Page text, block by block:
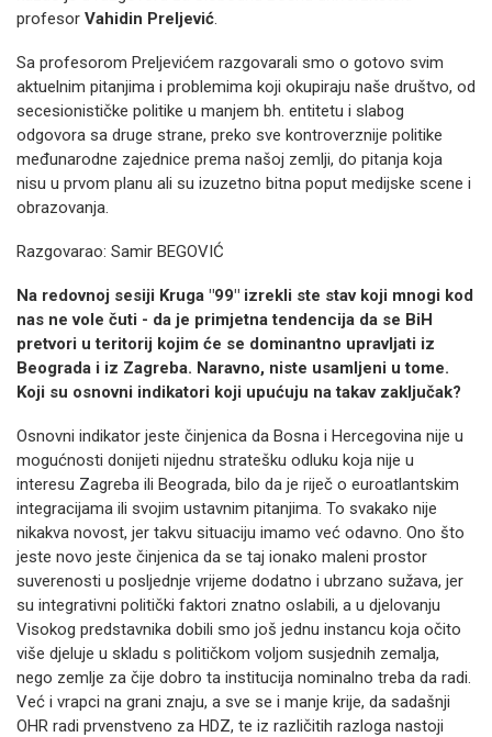
profesor Vahidin Preljević.
Sa profesorom Preljevićem razgovarali smo o gotovo svim
aktuelnim pitanjima i problemima koji okupiraju naše društvo, od
secesionističke politike u manjem bh. entitetu i slabog
odgovora sa druge strane, preko sve kontroverznije politike
međunarodne zajednice prema našoj zemlji, do pitanja koja
nisu u prvom planu ali su izuzetno bitna poput medijske scene i
obrazovanja.
Razgovarao: Samir BEGOVIĆ
Na redovnoj sesiji Kruga "99" izrekli ste stav koji mnogi kod
nas ne vole čuti - da je primjetna tendencija da se BiH
pretvori u teritorij kojim će se dominantno upravljati iz
Beograda i iz Zagreba. Naravno, niste usamljeni u tome.
Koji su osnovni indikatori koji upućuju na takav zaključak?
Osnovni indikator jeste činjenica da Bosna i Hercegovina nije u
mogućnosti donijeti nijednu stratešku odluku koja nije u
interesu Zagreba ili Beograda, bilo da je riječ o euroatlantskim
integracijama ili svojim ustavnim pitanjima. To svakako nije
nikakva novost, jer takvu situaciju imamo već odavno. Ono što
jeste novo jeste činjenica da se taj ionako maleni prostor
suverenosti u posljednje vrijeme dodatno i ubrzano sužava, jer
su integrativni politički faktori znatno oslabili, a u djelovanju
Visokog predstavnika dobili smo još jednu instancu koja očito
više djeluje u skladu s političkom voljom susjednih zemalja,
nego zemlje za čije dobro ta institucija nominalno treba da radi.
Već i vrapci na grani znaju, a sve se i manje krije, da sadašnji
OHR radi prvenstveno za HDZ, te iz različitih razloga nastoji